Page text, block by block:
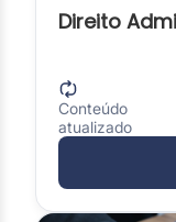
Direito
Conteúdo
atualizado